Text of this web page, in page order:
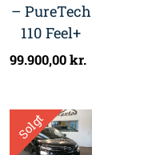
– PureTech
110 Feel+
99.900,00kr.
Solgt